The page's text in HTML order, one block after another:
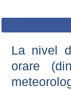
La nivel
orare